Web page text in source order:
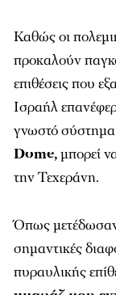
Καθώς οι
προκαλούν
επιθέσεις που
Ισραήλ
γνωστό
Dome,μπορεί
την Τεχεράνη.
Όπως
σημαντικές
πυραυλικής